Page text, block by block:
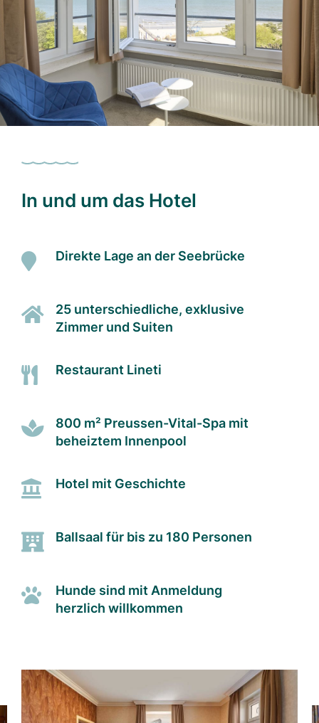
In und um das Hotel
Direkte Lage an der Seebrücke
25 unterschiedliche, exklusive
Zimmer und Suiten
Restaurant Lineti
800 m² Preussen-Vital-Spa mit
beheiztem Innenpool
Hotel mit Geschichte
Ballsaal für bis zu 180 Personen
Hunde sind mit Anmeldung
herzlich willkommen